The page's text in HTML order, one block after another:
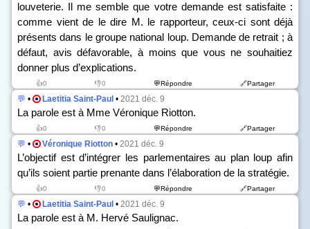
louveterie. Il me semble que votre demande est satisfaite :
comme vient de le dire M. le rapporteur, ceux-ci sont déjà
présents dans le groupe national loup. Demande de retrait ; à
défaut, avis défavorable, à moins que vous ne souhaitiez
donner plus d’explications.
👍0 👎0 💬Répondre 🔗Partager
💬 • Laetitia Saint-Paul • 2021 déc. 9
La parole est à Mme Véronique Riotton.
👍0 👎0 💬Répondre 🔗Partager
💬 • Véronique Riotton • 2021 déc. 9
L’objectif est d’intégrer les parlementaires au plan loup afin
qu’ils soient partie prenante dans l’élaboration de la stratégie.
👍0 👎0 💬Répondre 🔗Partager
💬 • Laetitia Saint-Paul • 2021 déc. 9
La parole est à M. Hervé Saulignac.